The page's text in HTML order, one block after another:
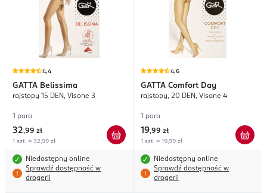
4,4
GATTA Belissima
rajstopy 15 DEN, Visone 3
1 para
32,99 zł
1 szt. = 32,99 zł
Niedostępny online
Sprawdź dostępność w
drogerii
4,6
GATTA Comfort Day
rajstopy, 20 DEN, Visone 4
1 para
19,99 zł
1 szt. = 19,99 zł
Niedostępny online
Sprawdź dostępność w
drogerii